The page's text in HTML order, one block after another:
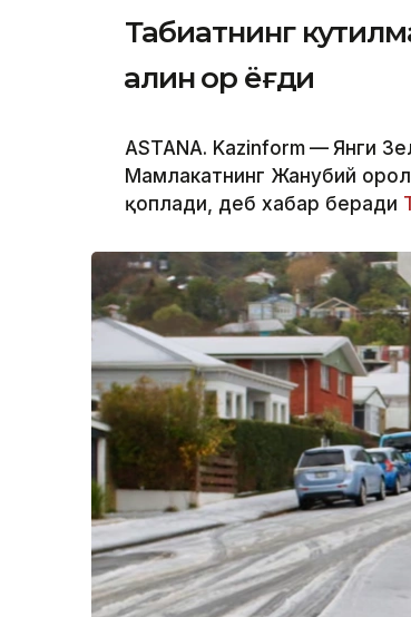
Табиатнинг
қалин қор ёғди
ASTANA. Kazinform — Янги
Мамлакатнинг Жанубий
қоплади, деб хабар беради